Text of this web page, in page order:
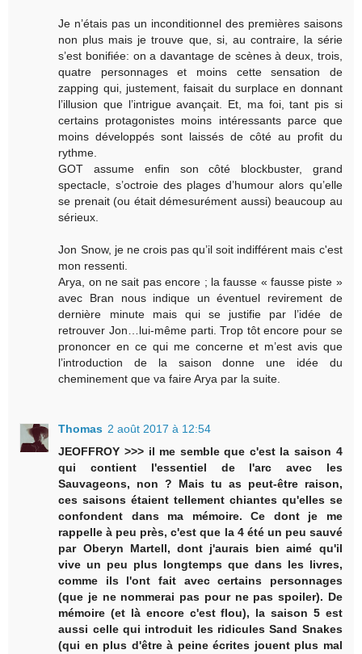
Je n’étais pas un inconditionnel des premières saisons
non plus mais je trouve que, si, au contraire, la série
s’est bonifiée: on a davantage de scènes à deux, trois,
quatre personnages et moins cette sensation de
zapping qui, justement, faisait du surplace en donnant
l’illusion que l’intrigue avançait. Et, ma foi, tant pis si
certains protagonistes moins intéressants parce que
moins développés sont laissés de côté au profit du
rythme.
GOT assume enfin son côté blockbuster, grand
spectacle, s’octroie des plages d’humour alors qu’elle
se prenait (ou était démesurément aussi) beaucoup au
sérieux.
Jon Snow, je ne crois pas qu’il soit indifférent mais c'est
mon ressenti.
Arya, on ne sait pas encore ; la fausse « fausse piste »
avec Bran nous indique un éventuel revirement de
dernière minute mais qui se justifie par l’idée de
retrouver Jon…lui-même parti. Trop tôt encore pour se
prononcer en ce qui me concerne et m’est avis que
l’introduction de la saison donne une idée du
cheminement que va faire Arya par la suite.
Thomas 2 août 2017 à 12:54
JEOFFROY >>> il me semble que c'est la saison 4
qui contient l'essentiel de l'arc avec les
Sauvageons, non ? Mais tu as peut-être raison,
ces saisons étaient tellement chiantes qu'elles se
confondent dans ma mémoire. Ce dont je me
rappelle à peu près, c'est que la 4 été un peu sauvé
par Oberyn Martell, dont j'aurais bien aimé qu'il
vive un peu plus longtemps que dans les livres,
comme ils l'ont fait avec certains personnages
(que je ne nommerai pas pour ne pas spoiler). De
mémoire (et là encore c'est flou), la saison 5 est
aussi celle qui introduit les ridicules Sand Snakes
(qui en plus d'être à peine écrites jouent plus mal